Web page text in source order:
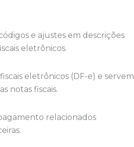
e ajustes em descrições
eletrônicos.
eletrônicos (DF-e) e servem
notas fiscais.
relacionados